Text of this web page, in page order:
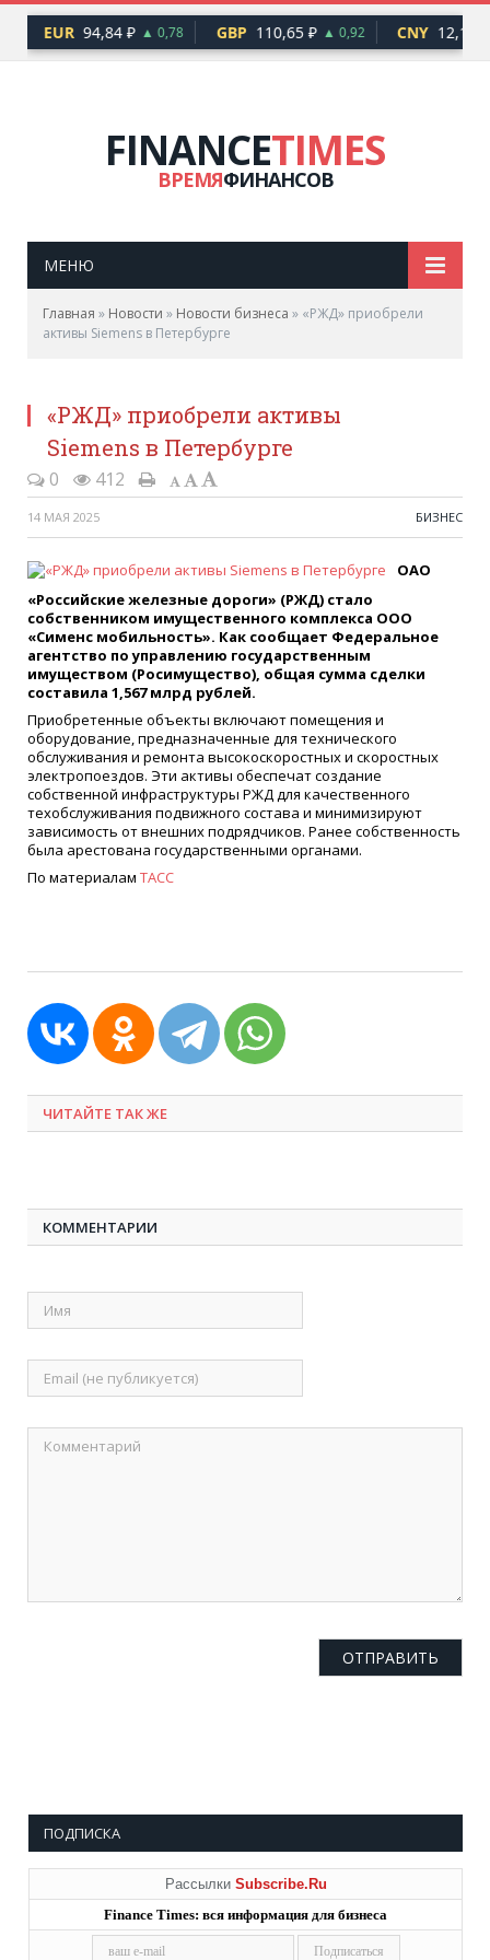
EUR 94,84 ₽ ▲ 0,78 GBP 110,65 ₽ ▲ 0,92 CNY 12,17 ₽
FINANCETIMES
ВРЕМЯФИНАНСОВ
МЕНЮ
Главная » Новости » Новости бизнеса » «РЖД» приобрели
активы Siemens в Петербурге
«РЖД» приобрели активы
Siemens в Петербурге
0 412
14 МАЯ 2025 БИЗНЕС
ОАО
«Российские железные дороги» (РЖД) стало
собственником имущественного комплекса ООО
«Сименс мобильность». Как сообщает Федеральное
агентство по управлению государственным
имуществом (Росимущество), общая сумма сделки
составила 1,567 млрд рублей.
Приобретенные объекты включают помещения и
оборудование, предназначенные для технического
обслуживания и ремонта высокоскоростных и скоростных
электропоездов. Эти активы обеспечат создание
собственной инфраструктуры РЖД для качественного
техобслуживания подвижного состава и минимизируют
зависимость от внешних подрядчиков. Ранее собственность
была арестована государственными органами.
По материалам ТАСС
ЧИТАЙТЕ ТАК ЖЕ
КОММЕНТАРИИ
ПОДПИСКА
Рассылки Subscribe.Ru
Finance Times: вся информация для бизнеса